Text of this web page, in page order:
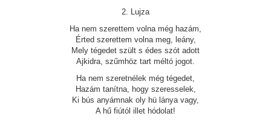
2. Lujza
Ha nem szerettem volna még hazám,
Érted szerettem volna meg, leány,
Mely tégedet szült s édes szót adott
Ajkidra, szűmhöz tart méltó jogot.
Ha nem szeretnélek még tégedet,
Hazám tanítna, hogy szeresselek,
Ki bús anyámnak oly hü lánya vagy,
A hű fiútól illet hódolat!